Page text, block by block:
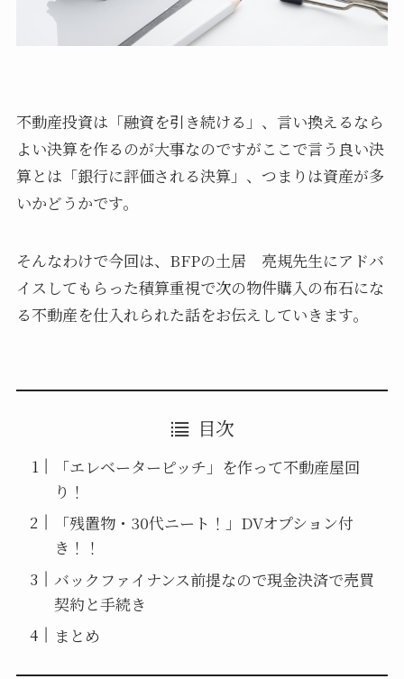
不動産投資は「融資を引き続ける」、言い換えるなら
よい決算を作るのが大事なのですがここで言う良い決
算とは「銀行に評価される決算」、つまりは資産が多
いかどうかです。
そんなわけで今回は、BFPの土居 亮規先生にアドバ
イスしてもらった積算重視で次の物件購入の布石にな
る不動産を仕入れられた話をお伝えしていきます。
目次
「エレベーターピッチ」を作って不動産屋回
り！
「残置物・30代ニート！」DVオプション付
き！！
バックファイナンス前提なので現金決済で売買
契約と手続き
まとめ